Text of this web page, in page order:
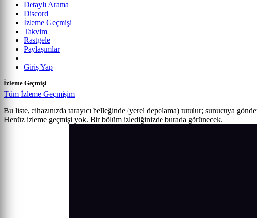
Detaylı Arama
Discord
İzleme Geçmişi
Takvim
Rastgele
Paylaşımlar
Giriş Yap
İzleme Geçmişi
Tüm İzleme Geçmişim
Bu liste, cihazınızda tarayıcı belleğinde (yerel depolama) tutulur; sunucuya
Henüz izleme geçmişi yok. Bir bölüm izlediğinizde burada görünecek.